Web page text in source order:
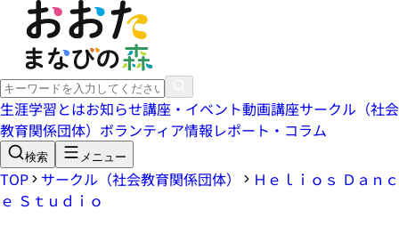
生涯学習とはお知らせ講座・イベント動画講座サークル（社会
教育関係団体） ボランティア情報レポート・コラム
検索 メニュー
TOP サークル（社会教育関係団体）
Ｈｅｌｉｏｓ Ｄａｎｃ
ｅ Ｓｔｕｄｉｏ